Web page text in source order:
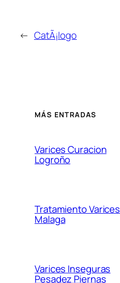
← CatÃ¡logo
MÁS ENTRADAS
Varices Curacion
Logroño
Tratamiento Varices
Malaga
Varices Inseguras
Pesadez Piernas